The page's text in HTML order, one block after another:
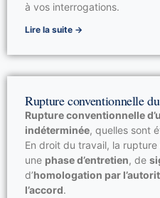
à vos interrogations.
Lire la suite →
Rupture conventionnelle
Rupture conventionnelle
indéterminée, quelles sont
En droit du travail, la
une phase d’entretien, de
d’homologation par
l’accord.